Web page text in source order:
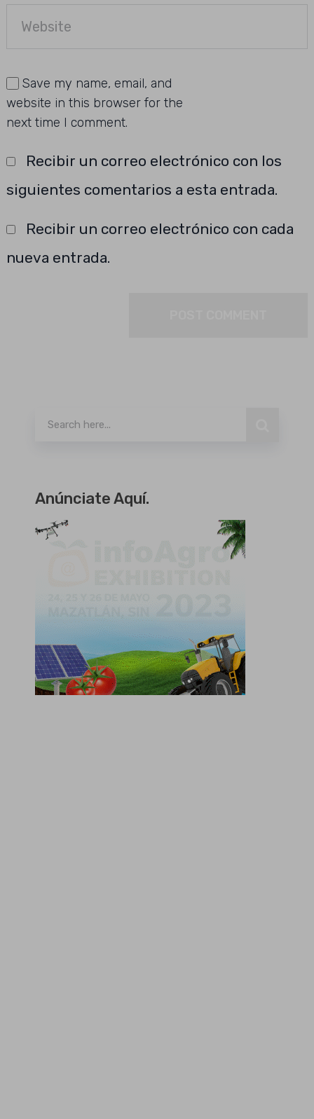
Save my name, email, and
website in this browser for the
next time I comment.
Recibir un correo electrónico con los
siguientes comentarios a esta entrada.
Recibir un correo electrónico con cada
nueva entrada.
Anúnciate Aquí.